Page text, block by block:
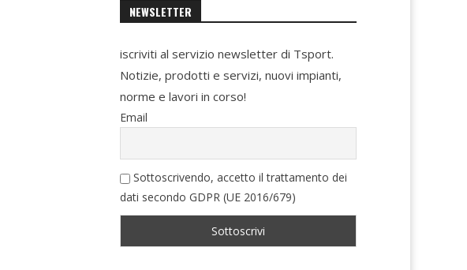
NEWSLETTER
iscriviti al servizio newsletter di Tsport.
Notizie, prodotti e servizi, nuovi impianti,
norme e lavori in corso!
Email
Sottoscrivendo, accetto il trattamento dei
dati secondo GDPR (UE 2016/679)